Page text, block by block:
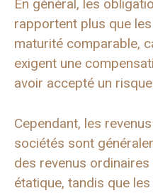
En général, les
rapportent plus que
maturité comparable,
exigent une
avoir accepté un
Cependant, les
sociétés sont
des revenus
étatique, tandis que